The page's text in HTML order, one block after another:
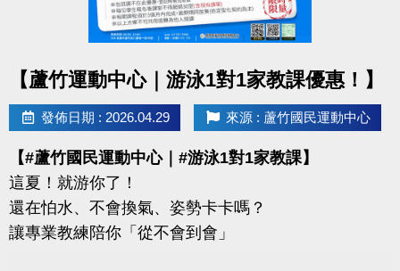
----------------------------------------------------------------
【#賽程公告】
----------------------------------------------------------------
【#比賽組別】
◆ 壯年組（35－54歲）
◆ 樂齡組（55歲以上）
比賽項目：混合雙打（不限性別）
【蘆竹運動中心｜游泳1對1家教課優惠！】
發佈日期 : 2026.04.29 來源 : 蘆竹國民運動中心
【#蘆竹國民運動中心｜#游泳1對1家教課】
這夏！就游你了！
還在怕水、不會換氣、姿勢卡卡嗎？
讓專業教練陪你「從不會到會」